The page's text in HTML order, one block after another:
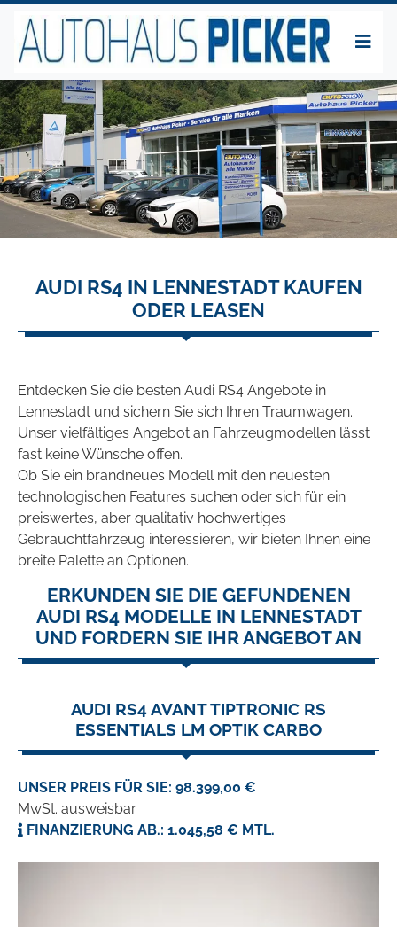
AUDI RS4 IN LENNESTADT KAUFEN
ODER LEASEN
Entdecken Sie die besten Audi RS4 Angebote in
Lennestadt und sichern Sie sich Ihren Traumwagen.
Unser vielfältiges Angebot an Fahrzeugmodellen lässt
fast keine Wünsche offen.
Ob Sie ein brandneues Modell mit den neuesten
technologischen Features suchen oder sich für ein
preiswertes, aber qualitativ hochwertiges
Gebrauchtfahrzeug interessieren, wir bieten Ihnen eine
breite Palette an Optionen.
ERKUNDEN SIE DIE GEFUNDENEN
AUDI RS4 MODELLE IN LENNESTADT
UND FORDERN SIE IHR ANGEBOT AN
AUDI RS4 AVANT TIPTRONIC RS
ESSENTIALS LM OPTIK CARBO
UNSER PREIS FÜR SIE: 98.399,00 €
MwSt. ausweisbar
FINANZIERUNG AB.: 1.045,58 € MTL.